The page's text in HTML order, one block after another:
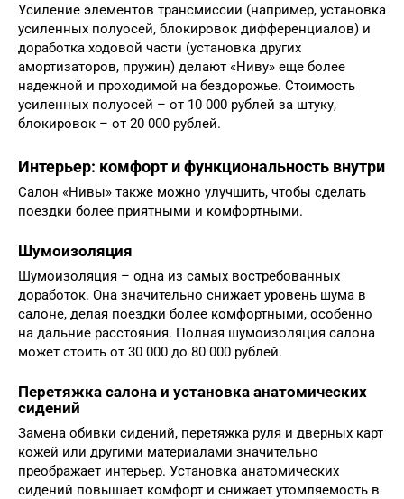
Усиление элементов трансмиссии (например, установка
усиленных полуосей, блокировок дифференциалов) и
доработка ходовой части (установка других
амортизаторов, пружин) делают «Ниву» еще более
надежной и проходимой на бездорожье. Стоимость
усиленных полуосей – от 10 000 рублей за штуку,
блокировок – от 20 000 рублей.
Интерьер: комфорт и функциональность внутри
Салон «Нивы» также можно улучшить, чтобы сделать
поездки более приятными и комфортными.
Шумоизоляция
Шумоизоляция – одна из самых востребованных
доработок. Она значительно снижает уровень шума в
салоне, делая поездки более комфортными, особенно
на дальние расстояния. Полная шумоизоляция салона
может стоить от 30 000 до 80 000 рублей.
Перетяжка салона и установка анатомических
сидений
Замена обивки сидений, перетяжка руля и дверных карт
кожей или другими материалами значительно
преображает интерьер. Установка анатомических
сидений повышает комфорт и снижает утомляемость в